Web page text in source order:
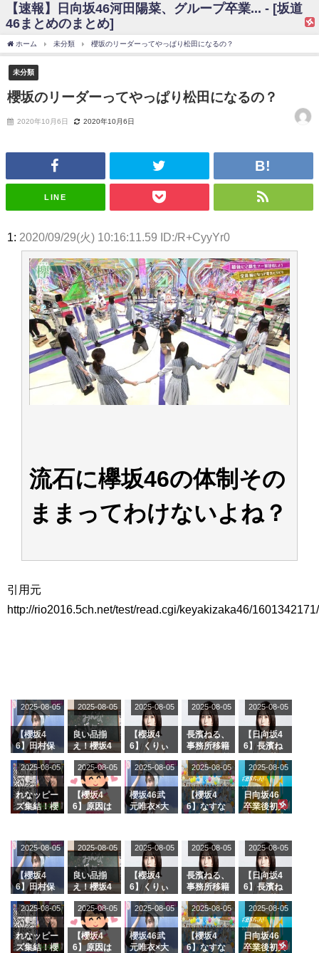
日向坂46まとめのまとめ / 【日向坂46】富田鈴花、次の事務所が決まって
そう！？
日向坂46まとめのまとめ / 【日向坂46】富田鈴花、次の事務所が決まって
そう！？
ハ！』ミーグリ日程がこちら
乃木坂あんてな ～乃木坂46・欅坂46・日向坂46のニュース・情報・話題
をピックアップ / 日向坂46卒業後初共演！佐々木久美さん、師匠オードリー若
欅坂46/日向坂46まとめのまとめ / 『anan』の表紙の櫻坂46さん、多様性
欅坂46/日向坂46まとめのまとめ / 日向坂46より重大発表！！！！
日向坂46まとめのまとめ / 【朗報】増田三莉音さんの生足
wwwwwwwwwwww
日向坂46まとめのまとめ / 筒井あやめ、アレをチラリ。こういう偶然の方
これも素晴らしい
花考案グッズ＆生写真5種が公開される
日向坂46まとめのまとめ / これから彼氏と行為する直前の賀喜遥香、やば
アイドル – ぷぅアンテナ / 「乃木坂46ののぎおび⊿」北野日奈子が生配
信！【2022.3.22 17:15〜 SHOWROOM】
アイドル – ぷぅアンテナ / 2022年3月22日（火）のメディア情報
アイドル – ぷぅアンテナ / 【乃木坂46】井上和の『なぎおはぎ』って こん
ぺいとう×いちごみるく×マヨラー星人 と同じと考えてよろしいですか？
アイドル – ぷぅアンテナ / 【乃木坂46】日村勇紀 gif職人が切り抜いた名シ
ふぇどみ！ / 【悲報】呪術廻戦、視聴率5.1%
ふぇどみ！ / 【画像】スポ－ツキャスターお姉さん・ハメまくりだったｗｗ
Powered by livedoor 相互RSS
【速報】日向坂46河田陽菜、グループ卒業... - [坂道
46まとめのまとめ]
ホーム 未分類 櫻坂のリーダーってやっぱり松田になるの？
未分類
櫻坂のリーダーってやっぱり松田になるの？
2020年10月6日 2020年10月6日
LINE
1: 2020/09/29(火) 10:16:11.59 ID:/R+CyyYr0
流石に欅坂46の体制その
ままってわけないよね？
引用元
http://rio2016.5ch.net/test/read.cgi/keyakizaka46/
【櫻坂4
6】田村保
ージを脱い
でいた理由
2025-08-05
良い品揃
え！櫻坂4
グル『Mak
e or Brea
k』オフィ
シャルグッ
ズ絶賛販売
2025-08-05
【櫻坂4
6】くりぃ
の2人を手
玉に取る大
沼晶保【く
りぃむナン
タラ】
2025-08-05
長濱ねる、
事務所移籍
属を発表
2025-08-05
【日向坂4
6】長濱ね
ら移籍しフ
ラーム所属
に。これで
事務所に所
属している
がこちら
2025-08-05
れなッピー
ズ集結！櫻
理子、8/6
「ラヴィッ
ト！」水曜
スタジオ出
演決定
2025-08-05
【櫻坂4
6】原因は
uddiesを
ざわつかせ
る...
2025-08-05
櫻坂46武
元唯衣×大
カップお姉
さんに恐怖
【くりぃむ
ナンタラ】
2025-08-05
【櫻坂4
6】なすな
2曲目っ
て...【ラヴ
ィット 東
京ドーム公
演】
2025-08-05
日向坂46
卒業後初共
師匠オード
リー若林さ
んと再会し
た結果･･･
【激レアさ
きた。】
2025-08-05
【櫻坂4
6】田村保
ージを脱い
でいた理由
2025-08-05
良い品揃
え！櫻坂4
グル『Mak
e or Brea
k』オフィ
シャルグッ
2025-08-05
【櫻坂4
6】くりぃ
の2人を手
玉に取る大
沼晶保【く
りぃむナン
2025-08-05
長濱ねる、
事務所移籍
属を発表
2025-08-05
【日向坂4
6】長濱ね
ら移籍しフ
ラーム所属
に。これで
事務所に所
2025-08-05
れなッピー
ズ集結！櫻
2025-08-05
【櫻坂4
6】原因は
2025-08-05
櫻坂46武
元唯衣×大
2025-08-05
【櫻坂4
6】なすな
2025-08-05
日向坂46
卒業後初共
2025-08-05